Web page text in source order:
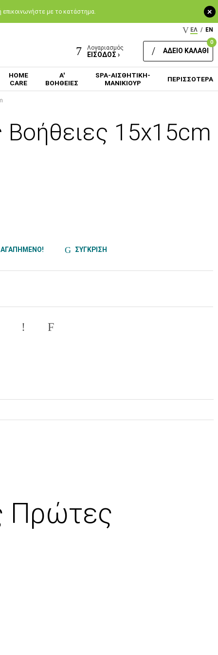
+
επικοινωνήστε με το κατάστημα.
ΕΛ / EN
Λογαριασμός
ΕΙΣΟΔΟΣ ›
0
ΑΔΕΙΟ ΚΑΛΑΘΙ
HOME
CARE
Α'
ΒΟΗΘΕΙΕΣ
SPA-ΑΙΣΘΗΤΙΚΗ-
ΜΑΝΙΚΙΟΥΡ
ΠΕΡΙΣΣΟΤΕΡΑ
15x15cm
ΣΥΓΚΡΙΣΗ
Πρώτες